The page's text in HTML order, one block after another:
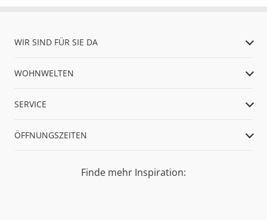
WIR SIND FÜR SIE DA
WOHNWELTEN
SERVICE
ÖFFNUNGSZEITEN
Finde mehr Inspiration: